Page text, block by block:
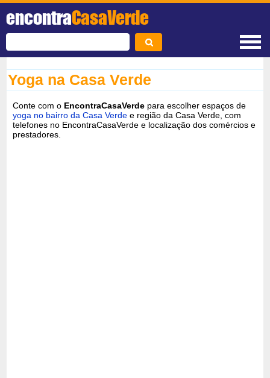
encontraCasaVerde
Yoga na Casa Verde
Conte com o EncontraCasaVerde para escolher espaços de
yoga no bairro da Casa Verde e região da Casa Verde, com
telefones no EncontraCasaVerde e localização dos comércios e
prestadores.